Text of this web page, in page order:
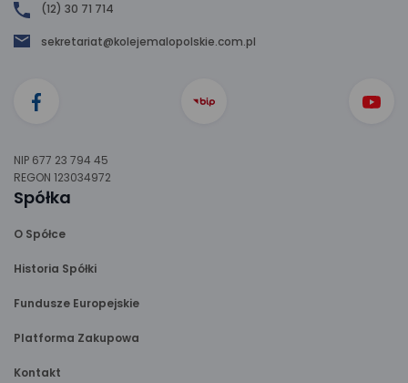
(12) 30 71 714
sekretariat@kolejemalopolskie.com.pl
NIP 677 23 794 45
REGON 123034972
Spółka
O Spółce
Historia Spółki
Fundusze Europejskie
Platforma Zakupowa
Kontakt